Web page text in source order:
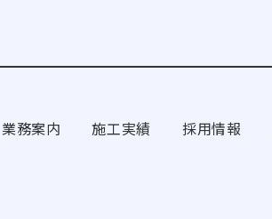
業務案内 施工実績 採用情報